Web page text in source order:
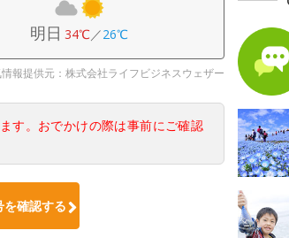
明日 34℃／26℃
報提供元：株式会社ライフビジネスウェザー
す。おでかけの際は事前にご確認
確認する